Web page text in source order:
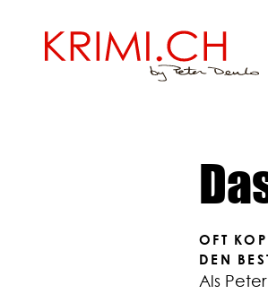
OFT
DEN
Als